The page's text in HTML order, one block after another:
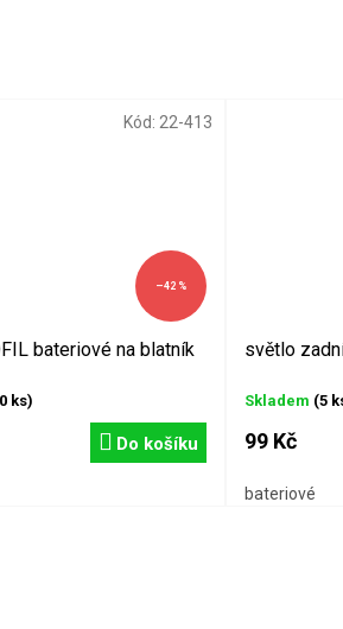
–42 %
bateriové na blatník
ks)
Do košíku
Kód: 22-413
světlo
Skladem (5
99 Kč
bateriové